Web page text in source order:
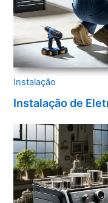
Instalação
Instalação de